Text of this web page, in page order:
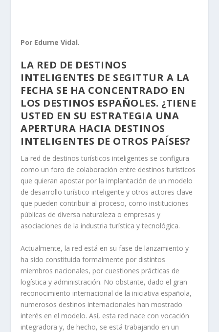
Por Edurne Vidal.
LA RED DE DESTINOS
INTELIGENTES DE SEGITTUR A LA
FECHA SE HA CONCENTRADO EN
LOS DESTINOS ESPAÑOLES. ¿TIENE
USTED EN SU ESTRATEGIA UNA
APERTURA HACIA DESTINOS
INTELIGENTES DE OTROS PAÍSES?
La red de destinos turísticos inteligentes se configura
como un foro de colaboración entre destinos turísticos
que quieran apostar por la implantación de un modelo
de desarrollo turístico inteligente y otros actores clave
que pueden contribuir al proceso, como instituciones
públicas de diversa naturaleza o empresas y
asociaciones de la industria turística y tecnológica.
Actualmente, la red está en su fase de lanzamiento y
ha sido constituida formalmente por distintos
miembros nacionales, por cuestiones prácticas de
logística y administración. No obstante, dado el gran
reconocimiento internacional de la iniciativa española,
numerosos destinos internacionales han mostrado
interés en el modelo. Así, esta red nace con vocación
integradora y, de hecho, se está trabajando en un